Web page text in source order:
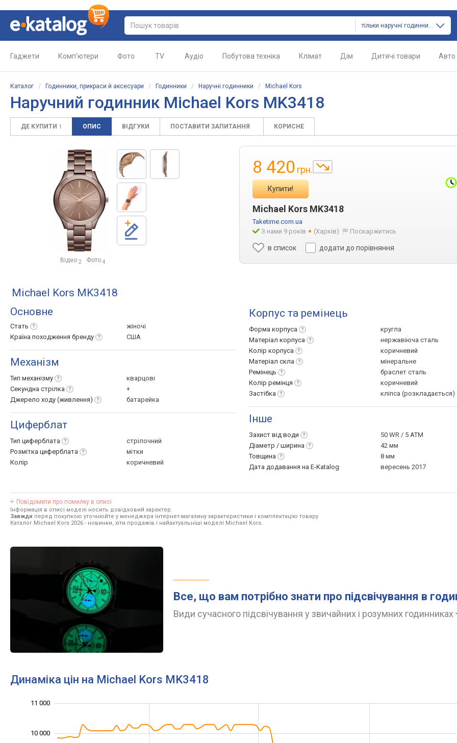
тільки наручні годинники
Гаджети Комп'ютери Фото TV Аудіо Побутова техніка Клімат Дім Дитячі товари Авто
Каталог / Годинники, прикраси й аксесуари / Годинники / Наручні годинники / Michael Kors
Наручний годинник Michael Kors MK3418
ДЕ КУПИТИ 1 ОПИС ВІДГУКИ ПОСТАВИТИ ЗАПИТАННЯ КОРИСНЕ
Відео 2 Фото 4
8 420 грн.
Купити!
Michael Kors MK3418
Taketime.com.ua
З нами 9 років
(Харків) Поскаржитись
в список додати до порівняння
Michael Kors MK3418
Основне
Стать
жіночі
Країна походження бренду США
Механізм
Тип механізму
кварцові
Секундна стрілка
+
Джерело ходу (живлення) батарейка
Циферблат
Тип циферблата
стрілочний
Розмітка циферблата
мітки
Колір
коричневий
Корпус та ремінець
Форма корпуса
кругла
Матеріал корпуса
нержавіюча сталь
Колір корпуса
коричневий
Матеріал скла
мінеральне
Ремінець
браслет сталь
Колір ремінця
коричневий
Застібка
кліпса (розкладається)
Інше
Захист від води
50 WR / 5 ATM
Діаметр / ширина
42 мм
Товщина
8 мм
Дата додавання на E-Katalog
вересень 2017
Повідомити про помилку в описі
Інформація в описі моделі носить довідковий характер.
Завжди перед покупкою уточнюйте у менеджера інтернет-магазину характеристики і комплектацію товару
Каталог Michael Kors 2026 - новинки, хіти продажів і найактуальніші моделі Michael Kors.
Все, що вам потрібно знати про підсвічування в
Види сучасного підсвічування у звичайних і розумних годинниках
Динаміка цін на Michael Kors MK3418
10 000
11 000